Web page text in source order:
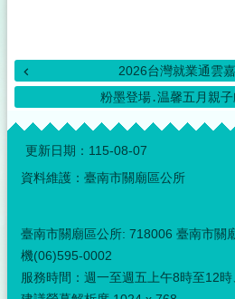
2026台灣就業通雲嘉
粉墨登場․温馨五月親子
:::
更新日期： 115-08-07
資料維護：臺南市關廟區公所
臺南市關廟區公所: 718006 臺南市關
機(06)595-0002
服務時間：週一至週五上午8時至12